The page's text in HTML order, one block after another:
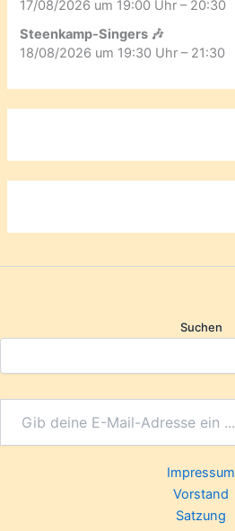
17/08/2026 um 19:00 Uhr – 20:30
Steenkamp-Singers 🎶
18/08/2026 um 19:30 Uhr – 21:30
Suchen
Impressum
Vorstand
Satzung